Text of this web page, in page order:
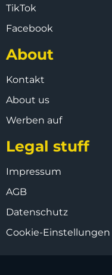
TikTok
Facebook
About
Kontakt
About us
Werben auf
Legal stuff
Impressum
AGB
Datenschutz
Cookie-Einstellungen